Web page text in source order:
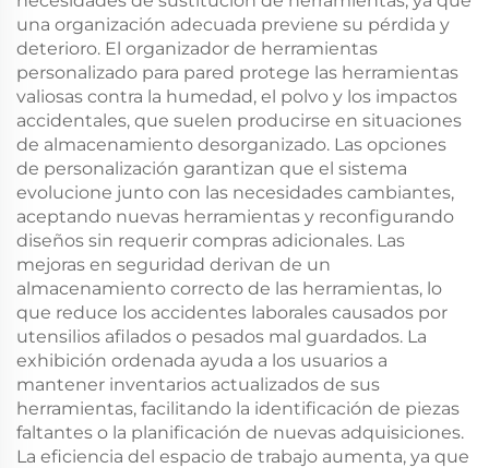
una organización adecuada previene su pérdida y
deterioro. El organizador de herramientas
personalizado para pared protege las herramientas
valiosas contra la humedad, el polvo y los impactos
accidentales, que suelen producirse en situaciones
de almacenamiento desorganizado. Las opciones
de personalización garantizan que el sistema
evolucione junto con las necesidades cambiantes,
aceptando nuevas herramientas y reconfigurando
diseños sin requerir compras adicionales. Las
mejoras en seguridad derivan de un
almacenamiento correcto de las herramientas, lo
que reduce los accidentes laborales causados por
utensilios afilados o pesados mal guardados. La
exhibición ordenada ayuda a los usuarios a
mantener inventarios actualizados de sus
herramientas, facilitando la identificación de piezas
faltantes o la planificación de nuevas adquisiciones.
La eficiencia del espacio de trabajo aumenta, ya que